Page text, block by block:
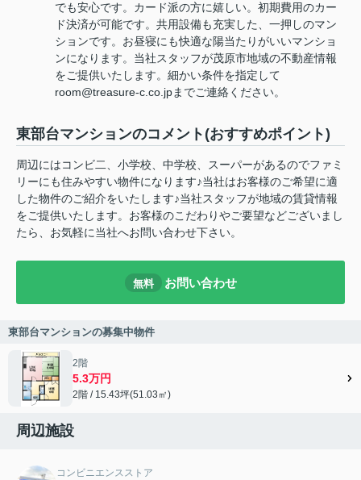
でも安心です。カード派の方に嬉しい。初期費用のカー
ド決済が可能です。共用設備も充実した、一押しのマン
ションです。お昼寝にも快適な陽当たりがいいマンショ
ンになります。当社スタッフが茂原市地域の不動産情報
をご提供いたします。細かい条件を指定して
room@treasure-c.co.jpまでご連絡ください。
東部台マンションのコメント(おすすめポイント)
周辺にはコンビ二、小学校、中学校、スーパーがあるのでファミ
リーにも住みやすい物件になります♪当社はお客様のご希望に適
した物件のご紹介をいたします♪当社スタッフが地域の賃貸情報
をご提供いたします。お客様のこだわりやご要望などございまし
たら、お気軽に当社へお問い合わせ下さい。
無料 お問い合わせ
東部台マンションの募集中物件
2階
5.3万円
2階 / 15.43坪(51.03㎡)
周辺施設
コンビニエンスストア